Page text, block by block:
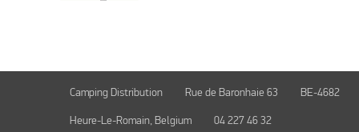
Camping Distribution Rue de Baronhaie 63 BE-4682
Heure-Le-Romain, Belgium 04 227 46 32